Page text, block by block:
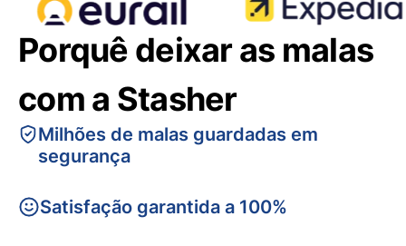
Porquê deixar as malas
com a Stasher
Milhões de malas guardadas em
segurança
Satisfação garantida a 100%